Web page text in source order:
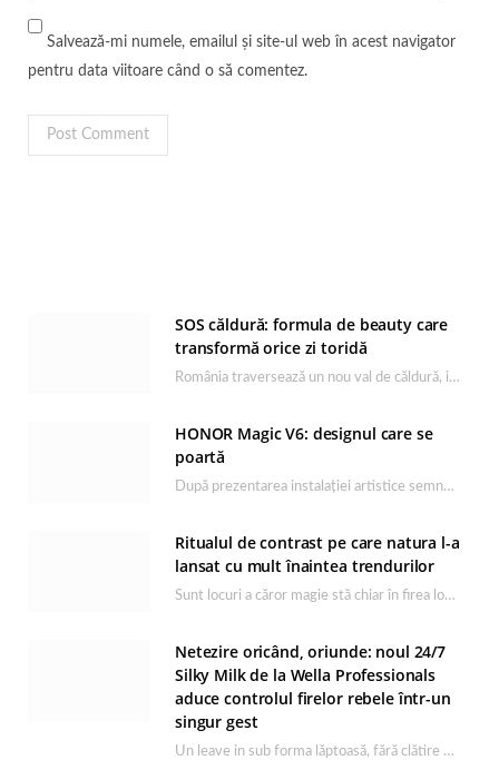
Salvează-mi numele, emailul și site-ul web în acest navigator
pentru data viitoare când o să comentez.
SOS căldură: formula de beauty care
transformă orice zi toridă
România traversează un nou val de căldură, iar rutina de îngrijire capătă un rol esențial…
HONOR Magic V6: designul care se
poartă
După prezentarea instalației artistice semnată de Catrinel Săbăciag în cadrul evenimentului de lansare HONOR Magic…
Ritualul de contrast pe care natura l-a
lansat cu mult înaintea trendurilor
Sunt locuri a căror magie stă chiar în firea lor naturală, iar Lacul Ursu din…
Netezire oricând, oriunde: noul 24/7
Silky Milk de la Wella Professionals
aduce controlul firelor rebele într-un
singur gest
Un leave in sub forma lăptoasă, fără clătire care completează rutina Ultimate Smooth și transformă…